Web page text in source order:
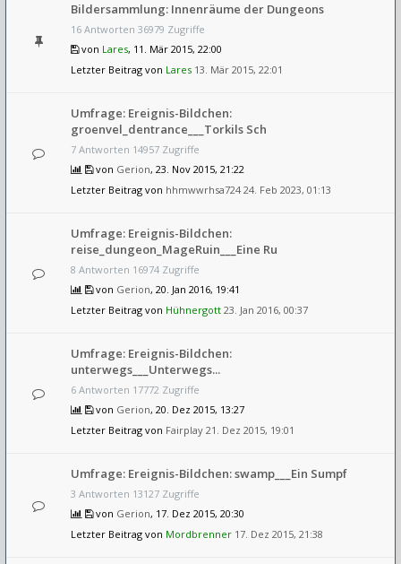
Bildersammlung: Innenräume der Dungeons
16 Antworten 36979 Zugriffe
von Lares, 11. Mär 2015, 22:00
Letzter Beitrag von Lares 13. Mär 2015, 22:01
Umfrage: Ereignis-Bildchen:
groenvel_dentrance___Torkils Sch
7 Antworten 14957 Zugriffe
von Gerion, 23. Nov 2015, 21:22
Letzter Beitrag von hhmwwrhsa724 24. Feb 2023, 01:13
Umfrage: Ereignis-Bildchen:
reise_dungeon_MageRuin___Eine Ru
8 Antworten 16974 Zugriffe
von Gerion, 20. Jan 2016, 19:41
Letzter Beitrag von Hühnergott 23. Jan 2016, 00:37
Umfrage: Ereignis-Bildchen:
unterwegs___Unterwegs...
6 Antworten 17772 Zugriffe
von Gerion, 20. Dez 2015, 13:27
Letzter Beitrag von Fairplay 21. Dez 2015, 19:01
Umfrage: Ereignis-Bildchen: swamp___Ein Sumpf
3 Antworten 13127 Zugriffe
von Gerion, 17. Dez 2015, 20:30
Letzter Beitrag von Mordbrenner 17. Dez 2015, 21:38